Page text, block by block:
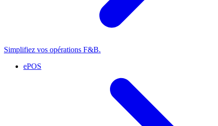
Simplifiez vos opérations F&B.
ePOS